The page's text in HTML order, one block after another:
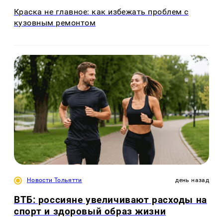
Краска не главное: как избежать проблем с
кузовным ремонтом
Новости Тольятти день назад
ВТБ: россияне увеличивают расходы на
спорт и здоровый образ жизни